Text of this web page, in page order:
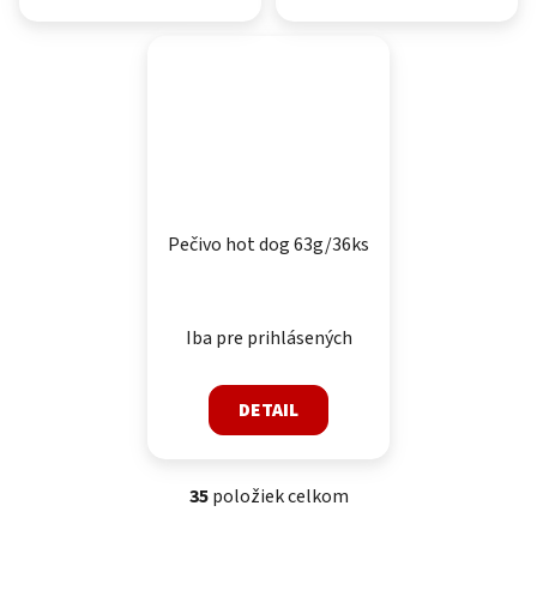
Pečivo hot dog 63g/36ks
Iba pre prihlásených
DETAIL
Ovládacie prvky výpisu
35položiek celkom